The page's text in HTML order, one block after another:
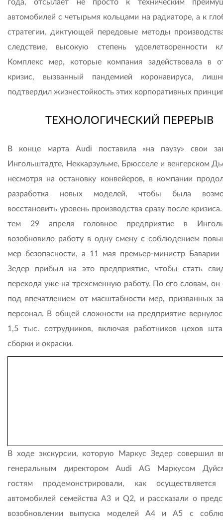
года, отсылает не просто к техническим
автомобилей с четырьмя кольцами на радиаторе, а к
стратегии, диктующей передовые методы
следствие, высокую степень удовлетворенности
Комплекс мер, которые компания задействовала в
кризис, вызванный пандемией коронавируса,
подтвердил жизнестойкость этих корпоративных
ТЕХНОЛОГИЧЕСКИЙ ПЕРЕРЫВ
В конце марта Audi поставила «на паузу» свои
Ингольштадте, Неккарзульме, Брюсселе и венгерском
несмотря на остановку конвейеров, в компании
разработка новых моделей, чтобы была
восстановить уровень производства сразу после
тем 29 апреля головное предприятие в
возобновило работу в одну смену с соблюдением
мер безопасности, а 11 мая премьер-министр
Зедер прибыл на это предприятие, чтобы стать
перехода уже на трехсменную работу. По его словам, он
под впечатлением от масштабности мер, призванных
персонал. В общей сложности на предприятие
1,5 тыс. сотрудников, включая работников цехов
сборки и окраски.
В ходе экскурсии, которую Маркус Зедер совершил
генеральным директором Audi AG Маркусом
гостям продемонстрировали, как осуществляется
автомобилей семейства A3 и Q2, и рассказали о
возоб­новлении выпуска моделей A4 и A5 с